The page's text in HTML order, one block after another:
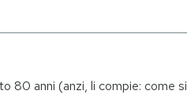
80 anni (anzi, li compie: come si